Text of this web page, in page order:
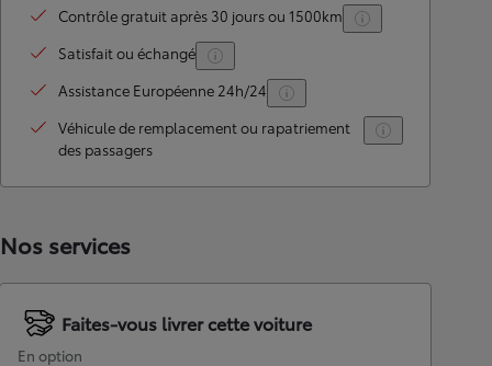
Contrôle gratuit après 30 jours ou 1500km
Satisfait ou échangé
Assistance Européenne 24h/24
Véhicule de remplacement ou rapatriement
des passagers
Nos services
Faites-vous livrer cette voiture
En option